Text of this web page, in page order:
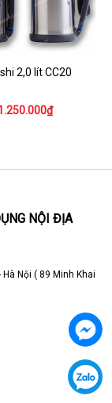
2,0 lít CC20
NỘI ĐỊA
Nội ( 89 Minh Khai